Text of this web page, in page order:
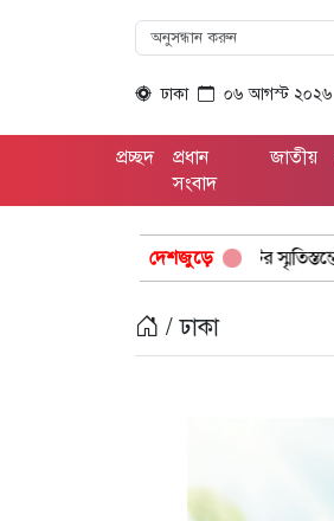
ঢাকা ০৬ আগস্ট ২০২৬
প্রচ্ছদ
প্রধান
সংবাদ
জাতীয়
দেশজুড়ে
নিউমার্কেটের স্মৃতিস্তম্ভে পুষ্পস্তবক অর্পণ
/ ঢাকা